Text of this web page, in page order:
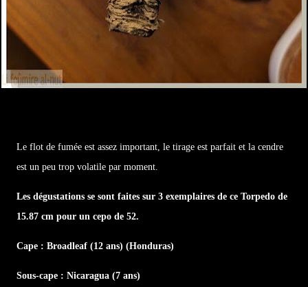
Le flot de fumée est assez important, le tirage est parfait et la cendre
est un peu trop volatile par moment.
Les dégustations se sont faites sur 3 exemplaires de ce Torpedo de
15.87 cm pour un cepo de 52.
Cape : Broadleaf (12 ans) (Honduras)
Sous-cape : Nicaragua (7 ans)